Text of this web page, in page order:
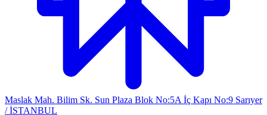
Maslak Mah. Bilim Sk. Sun Plaza Blok No:5A İç Kapı No:9 Sarıyer
/ İSTANBUL